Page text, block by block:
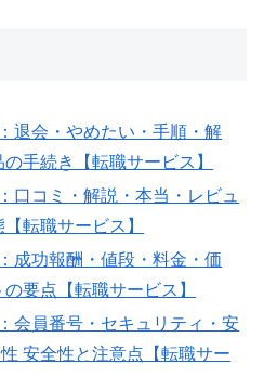
退会・やめたい・手順・解
手続き【転職サービス】
口コミ・解説・本当・レビュ
転職サービス】
成功報酬・値段・料金・価
要点【転職サービス】
会員番号・セキュリティ・安
安全性と注意点【転職サー